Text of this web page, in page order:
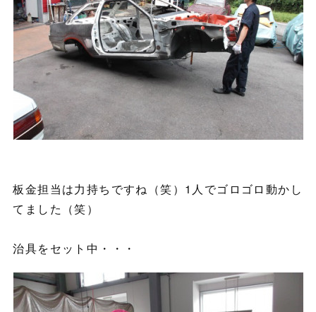
板金担当は力持ちですね（笑）1人でゴロゴロ動かし
てました（笑）
治具をセット中・・・